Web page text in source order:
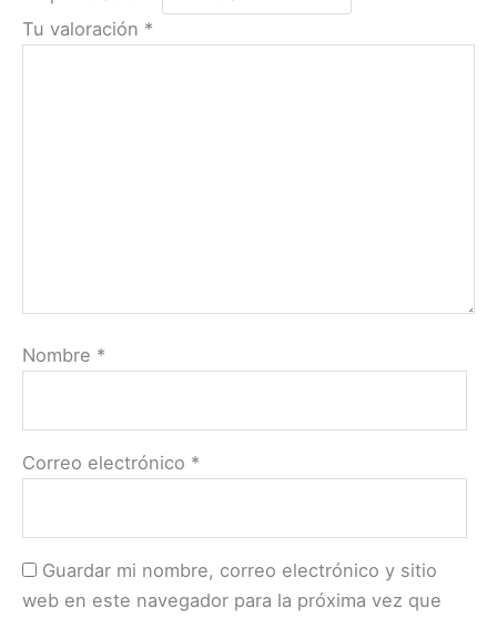
Tu valoración *
Nombre *
Correo electrónico *
Guardar mi nombre, correo electrónico y sitio
web en este navegador para la próxima vez que